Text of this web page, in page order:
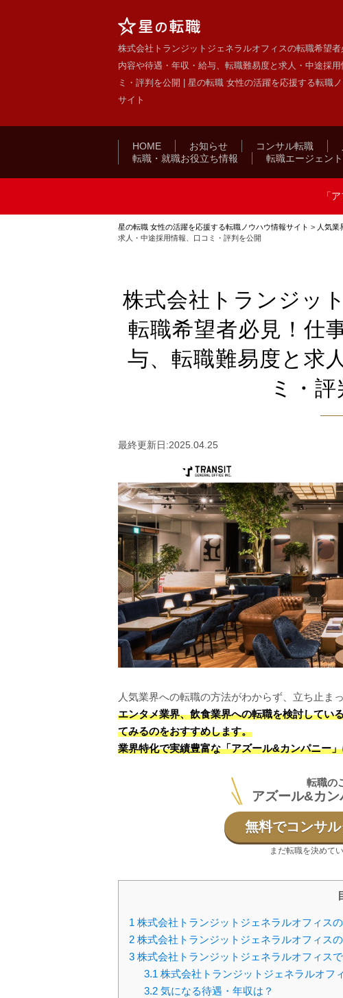
株式会社トランジットジェネラルオフィスの転職希望
内容や待遇・年収・給与、転職難易度と求人・中途採用
ミ・評判を公開 | 星の転職 女性の活躍を応援する転職
サイト
HOME お知らせ コンサル転職
転職・就職お役立ち情報
転職エージェン
「
星の転職 女性の活躍を応援する転職ノウハウ情報サイト > 人気業
求人・中途採用情報、口コミ・評判を公開
株式会社トランジッ
転職希望者必見！仕
与、転職難易度と求
ミ・
最終更新日:2025.04.25
人気業界への転職の方法がわからず、立ち止ま
エンタメ業界、飲食業界への転職を検討してい
てみるのをおすすめします。
業界特化で実績豊富な「アズール&カンパニー
転職の
アズール&カ
無料でコンサ
まだ転職を決めて
1 株式会社トランジットジェネラルオフィス
2 株式会社トランジットジェネラルオフィス
3 株式会社トランジットジェネラルオフィス
3.1 株式会社トランジットジェネラルオフ
3.2気になる待遇・年収は？